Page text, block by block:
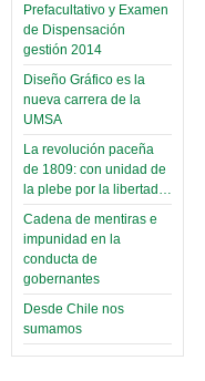
Prefacultativo y Examen
de Dispensación
gestión 2014
Diseño Gráfico es la
nueva carrera de la
UMSA
La revolución paceña
de 1809: con unidad de
la plebe por la libertad…
Cadena de mentiras e
impunidad en la
conducta de
gobernantes
Desde Chile nos
sumamos